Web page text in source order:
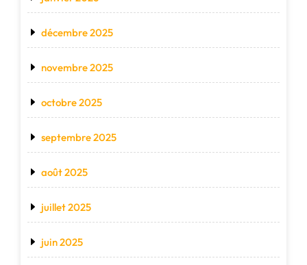
décembre 2025
novembre 2025
octobre 2025
septembre 2025
août 2025
juillet 2025
juin 2025